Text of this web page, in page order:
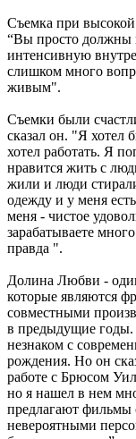
Съемка при высокой
“Вы просто должны
интенсивную
слишком много
живым".
Съемки были
сказал он. "Я хотел
хотел работать. Я
нравится жить с
жили и люди
одежду и у меня
меня - чистое
зарабатываете
правда ".
Долина Любви -
которые являются
совместными
в предыдущие годы.
незнаком с
рождения. Но он
работе с Брюсом
но я нашел в нем
предлагают
невероятными